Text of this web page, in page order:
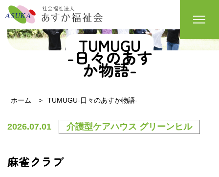
TUMUGU
-日々のあす
か物語-
ホーム TUMUGU-日々のあすか物語-
2026.07.01 介護型ケアハウス グリーンヒル
麻雀クラブ